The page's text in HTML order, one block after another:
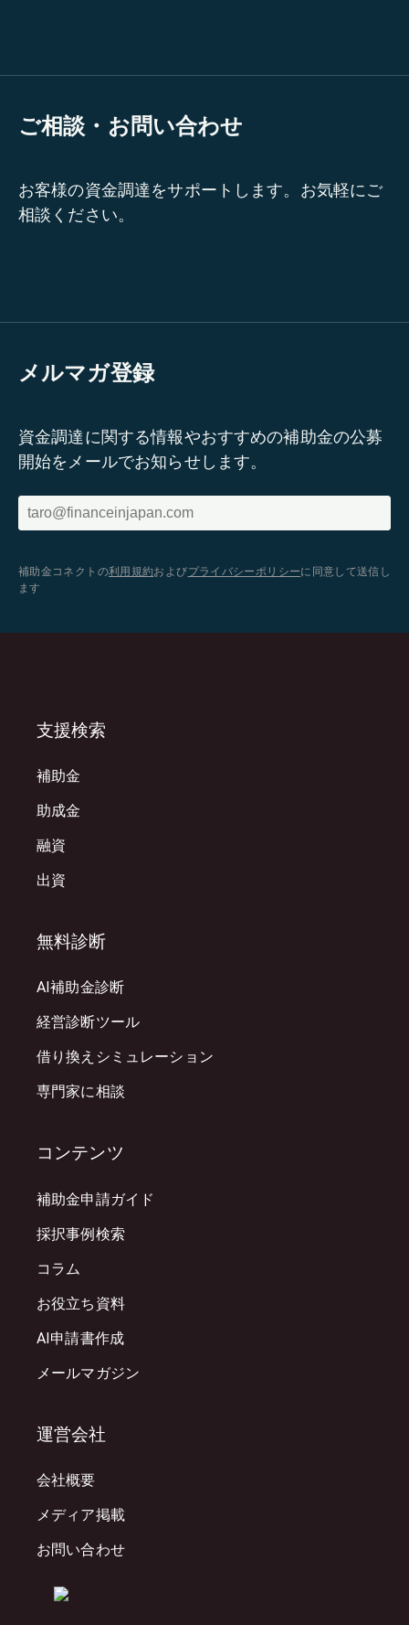
ご相談・お問い合わせ
お客様の資金調達をサポートします。お気軽にご
相談ください。
メルマガ登録
資金調達に関する情報やおすすめの補助金の公募
開始をメールでお知らせします。
補助金コネクトの利用規約およびプライバシーポリシーに同意して送信し
ます
支援検索
補助金
助成金
融資
出資
無料診断
AI補助金診断
経営診断ツール
借り換えシミュレーション
専門家に相談
コンテンツ
補助金申請ガイド
採択事例検索
コラム
お役立ち資料
AI申請書作成
メールマガジン
運営会社
会社概要
メディア掲載
お問い合わせ